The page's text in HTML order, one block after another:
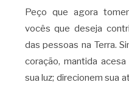
Peço que agora
vocês que deseja
das pessoas na Terra.
coração, mantida
sua luz; direcionem sua